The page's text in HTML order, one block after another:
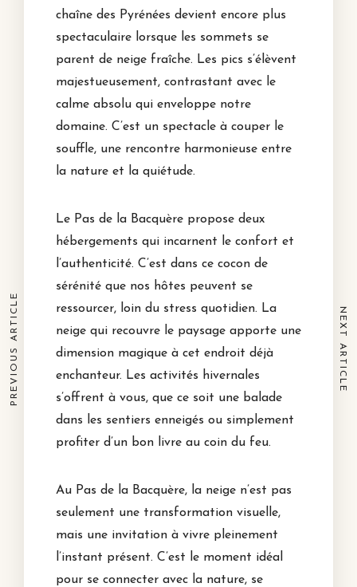
chaîne des Pyrénées devient encore plus
spectaculaire lorsque les sommets se
parent de neige fraîche. Les pics s’élèvent
majestueusement, contrastant avec le
calme absolu qui enveloppe notre
domaine. C’est un spectacle à couper le
souffle, une rencontre harmonieuse entre
la nature et la quiétude.
Le Pas de la Bacquère propose deux
hébergements qui incarnent le confort et
l’authenticité. C’est dans ce cocon de
sérénité que nos hôtes peuvent se
ressourcer, loin du stress quotidien. La
neige qui recouvre le paysage apporte une
dimension magique à cet endroit déjà
enchanteur. Les activités hivernales
s’offrent à vous, que ce soit une balade
dans les sentiers enneigés ou simplement
profiter d’un bon livre au coin du feu.
Au Pas de la Bacquère, la neige n’est pas
seulement une transformation visuelle,
mais une invitation à vivre pleinement
l’instant présent. C’est le moment idéal
pour se connecter avec la nature, se
PREVIOUS ARTICLE NEXT ARTICLE